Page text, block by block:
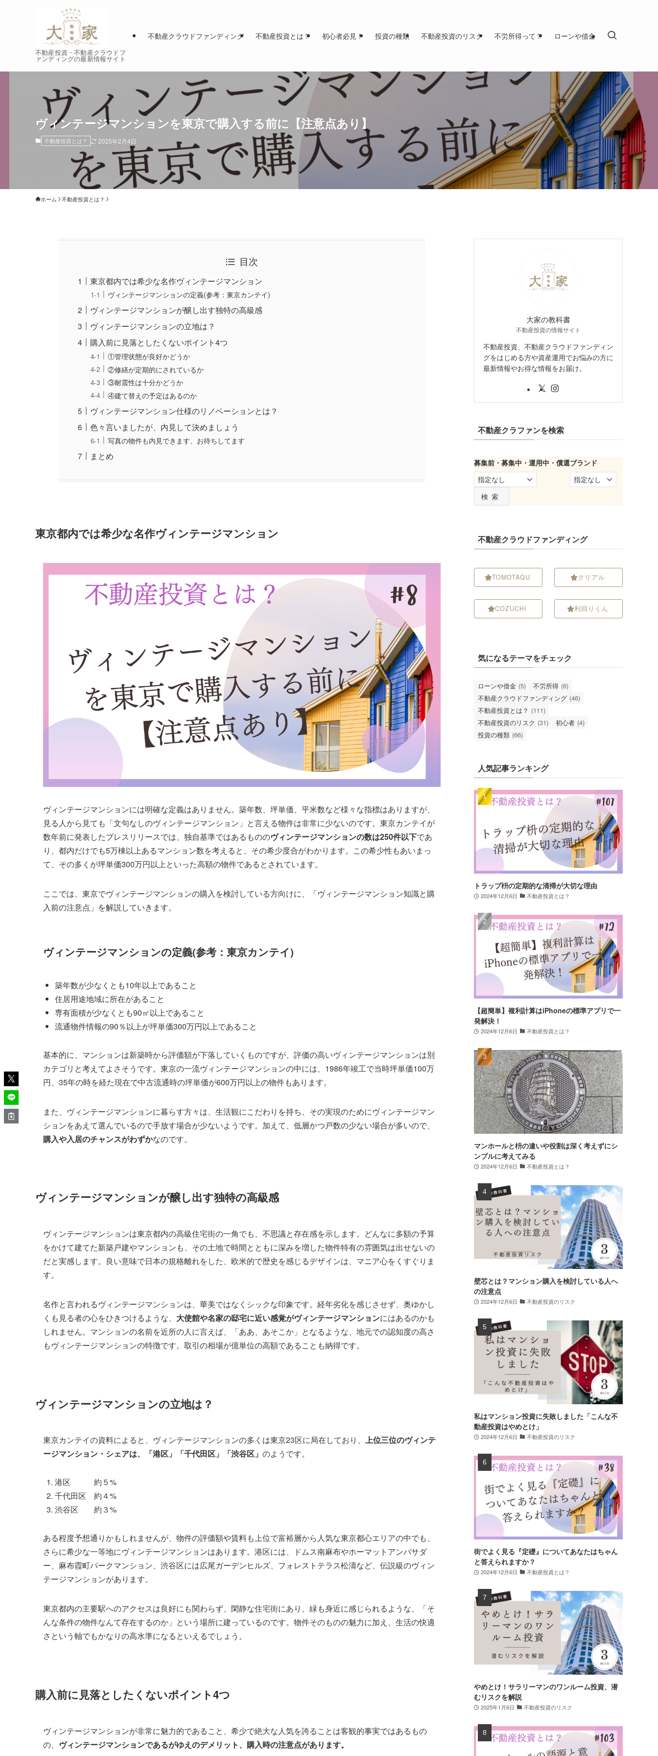
不動産投資・不動産クラウドフ
ァンディングの最新情報サイト
不動産クラウドファンディング 不動産投資とは？ 初心者必見！ 投資の種類 不動産投資のリスク 不労所得って？ ローンや借金
ヴィンテージマンションを東京で購入する前に【注意点あり】
不動産投資とは？ 2025年2月4日
ホーム 不動産投資とは？
目次
東京都内では希少な名作ヴィンテージマンション
ヴィンテージマンションの定義(参考：東京カンテイ)
ヴィンテージマンションが醸し出す独特の高級感
ヴィンテージマンションの立地は？
購入前に見落としたくないポイント4つ
①管理状態が良好かどうか
②修繕が定期的にされているか
③耐震性は十分かどうか
④建て替えの予定はあるのか
ヴィンテージマンション仕様のリノベーションとは？
色々言いましたが、内見して決めましょう
写真の物件も内見できます、お待ちしてます
まとめ
東京都内では希少な名作ヴィンテージマンション
ヴィンテージマンションには明確な定義はありません。築年数、坪単価、平米数など様々な指標はありますが、
見る人から見ても「文句なしのヴィンテージマンション」と言える物件は非常に少ないのです。東京カンテイが
数年前に発表したプレスリリースでは、独自基準ではあるもののヴィンテージマンションの数は250件以下であ
り、都内だけでも5万棟以上あるマンション数を考えると、その希少度合がわかります。この希少性もあいまっ
て、その多くが坪単価300万円以上といった高額の物件であるとされています。
ここでは、東京でヴィンテージマンションの購入を検討している方向けに、「ヴィンテージマンション知識と購
入前の注意点」を解説していきます。
ヴィンテージマンションの定義(参考：東京カンテイ)
築年数が少なくとも10年以上であること
住居用途地域に所在があること
専有面積が少なくとも90㎡以上であること
流通物件情報の90％以上が坪単価300万円以上であること
基本的に、マンションは新築時から評価額が下落していくものですが、評価の高いヴィンテージマンションは別
カテゴリと考えてよさそうです。東京の一流ヴィンテージマンションの中には、1986年竣工で当時坪単価100万
円、35年の時を経た現在で中古流通時の坪単価が600万円以上の物件もあります。
また、ヴィンテージマンションに暮らす方々は、生活観にこだわりを持ち、その実現のためにヴィンテージマン
ションをあえて選んでいるので手放す場合が少ないようです。加えて、低層かつ戸数の少ない場合が多いので、
購入や入居のチャンスがわずかなのです。
ヴィンテージマンションが醸し出す独特の高級感
ヴィンテージマンションは東京都内の高級住宅街の一角でも、不思議と存在感を示します。どんなに多額の予算
をかけて建てた新築戸建やマンションも、その土地で時間とともに深みを増した物件特有の雰囲気は出せないの
だと実感します。良い意味で日本の規格離れをした、欧米的で歴史を感じるデザインは、マニア心をくすぐりま
す。
名作と言われるヴィンテージマンションは、華美ではなくシックな印象です。経年劣化を感じさせず、奥ゆかし
くも見る者の心をひきつけるような、 大使館や名家の邸宅に近い感覚がヴィンテージマンションにはあるのかも
しれません。マンションの名前を近所の人に言えば、「ああ、あそこか」となるような、地元での認知度の高さ
もヴィンテージマンションの特徴です。取引の相場が億単位の高額であることも納得です。
ヴィンテージマンションの立地は？
東京カンテイの資料によると、ヴィンテージマンションの多くは東京23区に局在しており、 上位三位のヴィンテ
ージマンション・シェアは、「港区」「千代田区」「渋谷区」 のようです。
港区 約５%
千代田区 約４%
渋谷区 約３%
ある程度予想通りかもしれませんが、物件の評価額や賃料も上位で富裕層から人気な東京都心エリアの中でも、
さらに希少な一等地にヴィンテージマンションはあります。港区には、ドムス南麻布やホーマットアンバサダ
ー、麻布霞町パークマンション、渋谷区には広尾ガーデンヒルズ、フォレストテラス松濤など、伝説級のヴィン
テージマンションがあります。
東京都内の主要駅へのアクセスは良好にも関わらず、閑静な住宅街にあり、緑も身近に感じられるような、「そ
んな条件の物件なんて存在するのか」という場所に建っているのです。物件そのものの魅力に加え、生活の快適
さという軸でもかなりの高水準になるといえるでしょう。
購入前に見落としたくないポイント4つ
ヴィンテージマンションが非常に魅力的であること、希少で絶大な人気を誇ることは客観的事実ではあるもの
の、 ヴィンテージマンションであるがゆえのデメリット、購入時の注意点があります。
大家の教科書
不動産投資の情報サイト
不動産投資、不動産クラウドファンディン
グをはじめる方や資産運用でお悩みの方に
最新情報やお得な情報をお届け。
不動産クラファンを検索
募集前・募集中・運用中・償還ブランド
検索
不動産クラウドファンディング
TOMOTAQU
COZUCHI
クリアル
利回りくん
気になるテーマをチェック
ローンや借金 (5) 不労所得 (6)
不動産クラウドファンディング (46)
不動産投資とは？ (111)
不動産投資のリスク (31) 初心者 (4)
投資の種類 (66)
人気記事ランキング
トラップ枡の定期的な清掃が大切な理由
2024年12月6日 不動産投資とは？
【超簡単】複利計算はiPhoneの標準アプリで一
発解決！
2024年12月6日 不動産投資とは？
マンホールと枡の違いや役割は深く考えずにシ
ンプルに考えてみる
2024年12月6日 不動産投資とは？
壁芯とは？マンション購入を検討している人へ
の注意点
2024年12月6日 不動産投資のリスク
私はマンション投資に失敗しました「こんな不
動産投資はやめとけ」
2024年12月6日 不動産投資のリスク
街でよく見る『定礎』についてあなたはちゃん
と答えられますか？
2024年12月6日 不動産投資とは？
やめとけ！サラリーマンのワンルーム投資、潜
むリスクを解説
2025年1月6日 不動産投資のリスク